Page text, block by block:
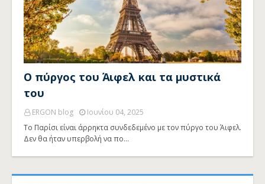
Ο πύργος του Άιφελ και τα μυστικά
του
ERGON blog
Ιουνίου 04, 2025
Το Παρίσι είναι άρρηκτα συνδεδεμένο με τον πύργο του Άιφελ.
Δεν θα ήταν υπερβολή να πο…